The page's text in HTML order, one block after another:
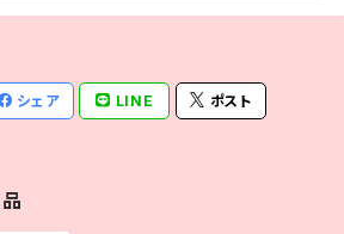
シェア LINE ポスト